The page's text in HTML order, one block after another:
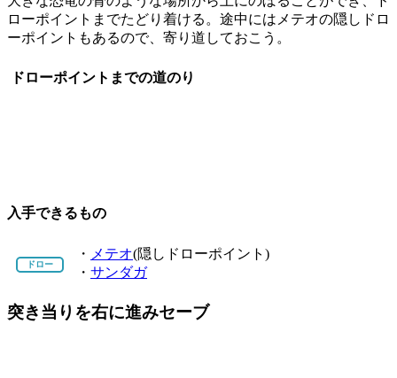
ローポイントまでたどり着ける。途中にはメテオの隠しドロ
ーポイントもあるので、寄り道しておこう。
ドローポイントまでの道のり
入手できるもの
ドロー
・ メテオ(隠しドローポイント)
・ サンダガ
突き当りを右に進みセーブ